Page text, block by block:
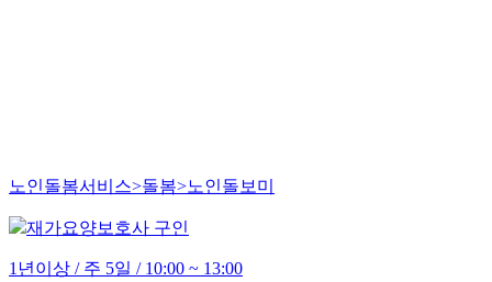
노인돌봄서비스>돌봄>노인돌보미
재가요양보호사 구인
1년이상 / 주 5일 / 10:00 ~ 13:00